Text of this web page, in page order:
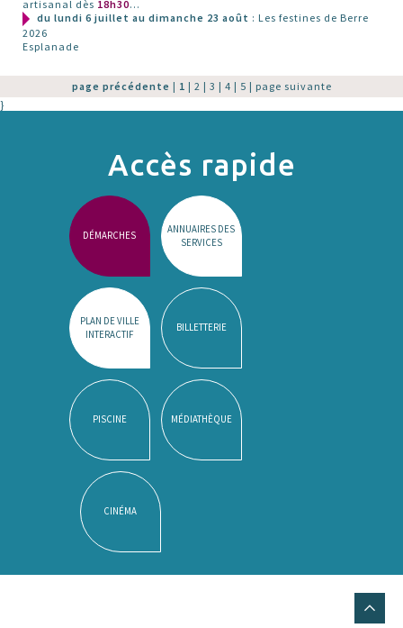
artisanal dès 18h30...
du lundi 6 juillet au dimanche 23 août : Les festines de Berre
2026
Esplanade
page précédente | 1 | 2 | 3 | 4 | 5 | page suivante
}
Accès rapide
DÉMARCHES
ANNUAIRES DES
SERVICES
PLAN DE VILLE
INTERACTIF
BILLETTERIE
PISCINE MÉDIATHÈQUE
CINÉMA